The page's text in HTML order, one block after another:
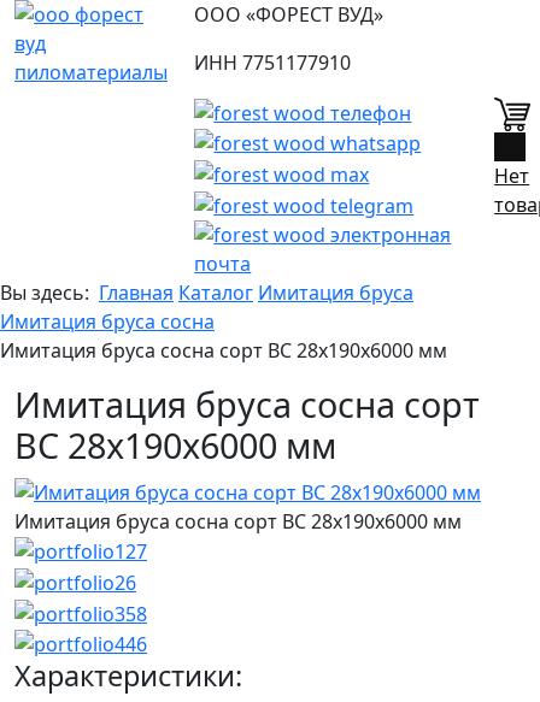
ООО «ФОРЕСТ ВУД»
ИНН 7751177910
Нет
Вы здесь: Главная Каталог Имитация бруса
Имитация бруса сосна
Имитация бруса сосна сорт ВС 28х190х6000 мм
Имитация бруса сосна сорт
ВС 28х190х6000 мм
Имитация бруса сосна сорт ВС 28х190х6000 мм
Характеристики: